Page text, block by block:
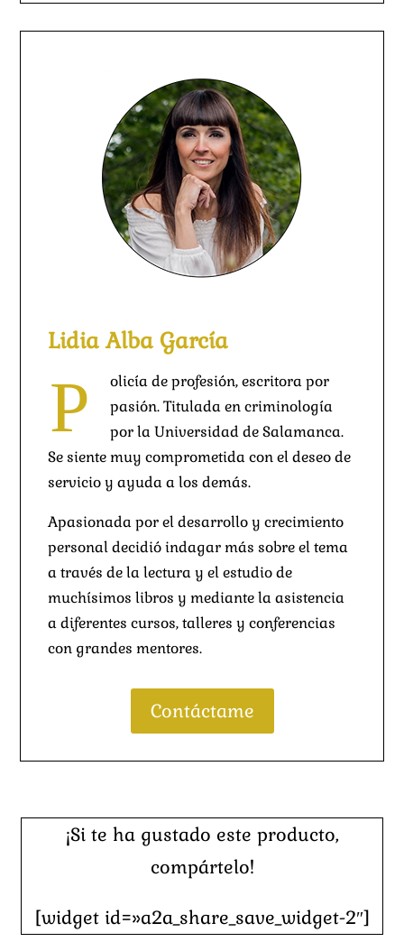
Lidia Alba García
P
olicía de profesión, escritora por
pasión. Titulada en criminología
por la Universidad de Salamanca.
Se siente muy comprometida con el deseo de
servicio y ayuda a los demás.
Apasionada por el desarrollo y crecimiento
personal decidió indagar más sobre el tema
a través de la lectura y el estudio de
muchísimos libros y mediante la asistencia
a diferentes cursos, talleres y conferencias
con grandes mentores.
Contáctame
¡Si te ha gustado este producto,
compártelo!
[widget id=»a2a_share_save_widget-2″]